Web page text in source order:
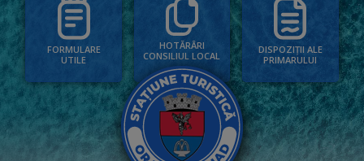
FORMULARE
UTILE
HOTĂRÂRI
CONSILIUL LOCAL
DISPOZIȚII ALE
PRIMARULUI